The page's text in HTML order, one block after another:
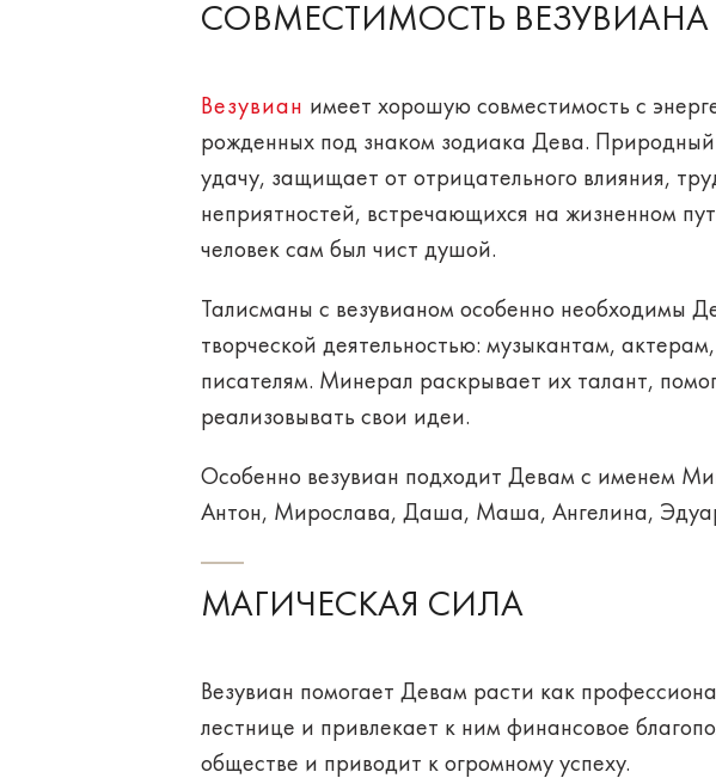
СОВМЕСТИМОСТЬ
Везувиан имеет хорошую совместимость с
рожденных под знаком зодиака Дева.
удачу, защищает от отрицательного влияния,
неприятностей, встречающихся на жизненном
человек сам был чист душой.
Талисманы с везувианом особенно необходимы
творческой деятельностью: музыкантам,
писателям. Минерал раскрывает их талант,
реализовывать свои идеи.
Особенно везувиан подходит Девам с именем
Антон, Мирослава, Даша, Маша, Ангелина,
МАГИЧЕСКАЯ СИЛА
Везувиан помогает Девам расти как
лестнице и привлекает к ним финансовое
обществе и приводит к огромному успеху.